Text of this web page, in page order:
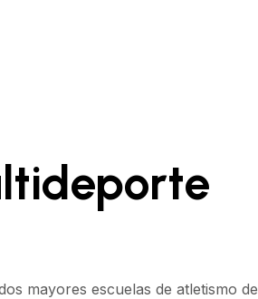
mayores escuelas de atletismo de